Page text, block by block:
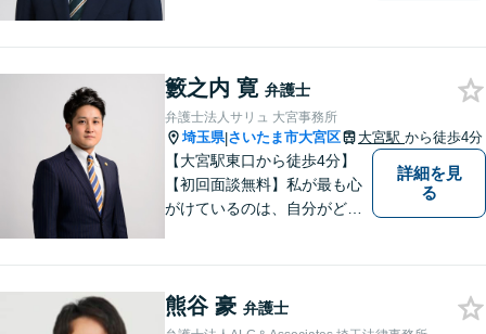
い！
籔之内 寛 弁護士
弁護士法人サリュ 大宮事務所
埼玉県|さいたま市大宮区 大宮駅 から徒歩4分
【大宮駅東口から徒歩4分】
【初回面談無料】私が最も心
がけているのは、自分がどん
れた方たちにとって最もいい
筋道を示していきたいです。
詳細を見
る
熊谷 豪 弁護士